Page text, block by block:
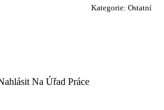
Kategorie: Ostatní